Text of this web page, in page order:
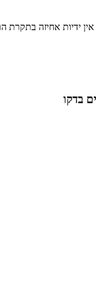
ידיות אחיזה בתקרת
בדקו